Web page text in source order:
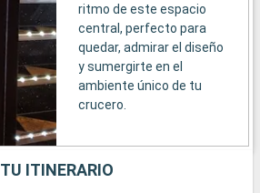
ritmo de este espacio
central, perfecto para
quedar, admirar el diseño
y sumergirte en el
ambiente único de tu
crucero.
TU ITINERARIO